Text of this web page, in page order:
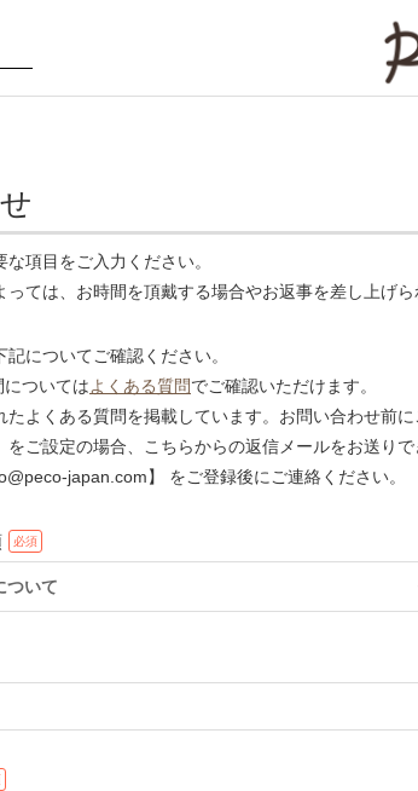
項目をご入力ください。
っては、お時間を頂戴する場合やお返事を差し上げ
についてご確認ください。
ついてはよくある質問でご確認いただけます。
よくある質問を掲載しています。お問い合わせ前に
ご設定の場合、こちらからの返信メールをお送りで
japan.com】 をご登録後にご連絡ください。
ついて